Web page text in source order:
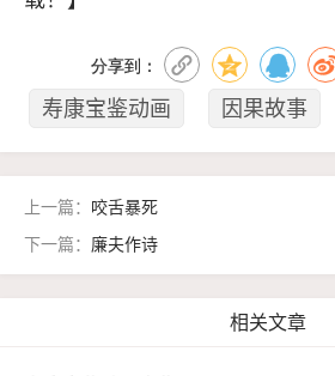
分享到：
寿康宝鉴动画 因果故事
上一篇： 咬舌暴死
下一篇： 廉夫作诗
相关文章